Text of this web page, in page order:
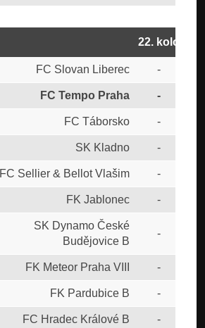
22. kolo
FC Slovan Liberec -
FC Tempo Praha -
FC Táborsko -
SK Kladno -
FC Sellier & Bellot Vlašim -
FK Jablonec -
SK Dynamo České
Budějovice B
-
FK Meteor Praha VIII -
FK Pardubice B -
FC Hradec Králové B -